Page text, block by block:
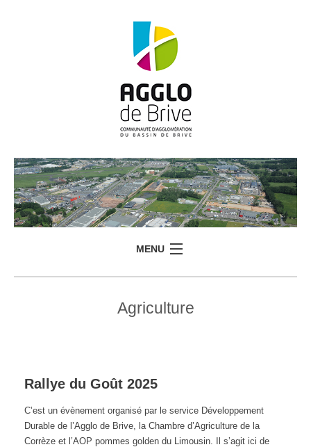
MENU
Agriculture
Rallye du Goût 2025
C’est un évènement organisé par le service Développement
Durable de l’Agglo de Brive, la Chambre d’Agriculture de la
Corrèze et l’AOP pommes golden du Limousin. Il s’agit ici de